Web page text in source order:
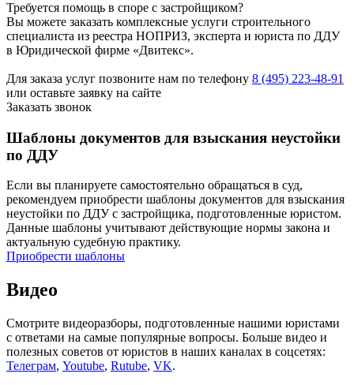
Требуется помощь в споре с застройщиком?
Вы можете заказать комплексные услуги строительного
специалиста из реестра НОПРИЗ, эксперта и юриста по ДДУ
в Юридической фирме «Двитекс».
Для заказа услуг позвоните нам по телефону 8 (495) 223-48-91
или оставьте заявку на сайте
Заказать звонок
Шаблоны документов для взыскания неустойки
по ДДУ
Если вы планируете самостоятельно обращаться в суд,
рекомендуем приобрести шаблоны документов для взыскания
неустойки по ДДУ с застройщика, подготовленные юристом.
Данные шаблоны учитывают действующие нормы закона и
актуальную судебную практику.
Приобрести шаблоны
Видео
Смотрите видеоразборы, подготовленные нашими юристами
с ответами на самые популярные вопросы. Больше видео и
полезных советов от юристов в наших каналах в соцсетях:
Телеграм, Youtube, Rutube, VK.